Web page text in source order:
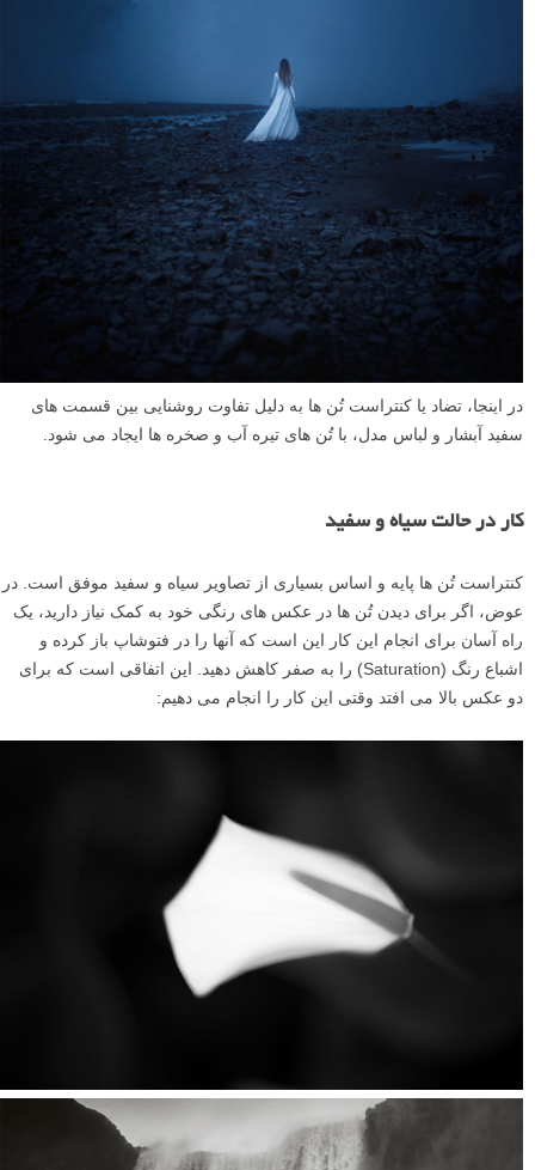
در اینجا، تضاد یا کنتراست تُن ها به دلیل تفاوت روشنایی بین قسمت های
سفید آبشار و لباس مدل، با تُن های تیره آب و صخره ها ایجاد می شود.
کار در حالت سیاه و سفید
کنتراست تُن ها پایه و اساس بسیاری از تصاویر سیاه و سفید موفق است. در
عوض، اگر برای دیدن تُن ها در عکس های رنگی خود به کمک نیاز دارید، یک
راه آسان برای انجام این کار این است که آنها را در فتوشاپ باز کرده و
اشباع رنگ (Saturation) را به صفر کاهش دهید. این اتفاقی است که برای
دو عکس بالا می افتد وقتی این کار را انجام می دهیم: